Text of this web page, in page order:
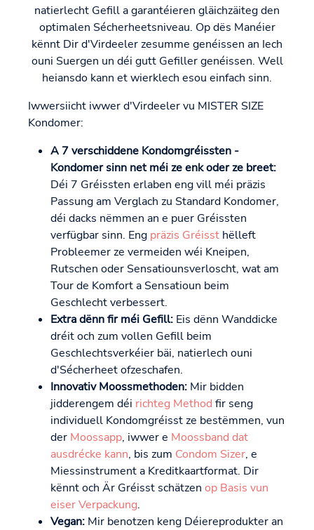
natierlecht Gefill a garantéieren gläichzäiteg den
optimalen Sécherheetsniveau. Op dës Manéier
kënnt Dir d'Virdeeler zesumme genéissen an Iech
ouni Suergen un déi gutt Gefiller genéissen. Well
heiansdo kann et wierklech esou einfach sinn.
Iwwersiicht iwwer d'Virdeeler vu MISTER SIZE
Kondomer:
A 7 verschiddene Kondomgréissten -
Kondomer sinn net méi ze enk oder ze breet:
Déi 7 Gréissten erlaben eng vill méi präzis
Passung am Verglach zu Standard Kondomer,
déi dacks nëmmen an e puer Gréissten
verfügbar sinn. Eng präzis Gréisst hëlleft
Probleemer ze vermeiden wéi Kneipen,
Rutschen oder Sensatiounsverloscht, wat am
Tour de Komfort a Sensatioun beim
Geschlecht verbessert.
Extra dënn fir méi Gefill: Eis dënn Wanddicke
dréit och zum vollen Gefill beim
Geschlechtsverkéier bäi, natierlech ouni
d'Sécherheet ofzeschafen.
Innovativ Moossmethoden: Mir bidden
jidderengem déi richteg Method fir seng
individuell Kondomgréisst ze bestëmmen, vun
der Moossapp, iwwer e Moossband dat
ausdrécke kann, bis zum Condom Sizer, e
Miessinstrument a Kreditkaartformat. Dir
kënnt och Är Gréisst schätzen op Basis vun
eiser Verpackung.
Vegan: Mir benotzen keng Déiereprodukter an